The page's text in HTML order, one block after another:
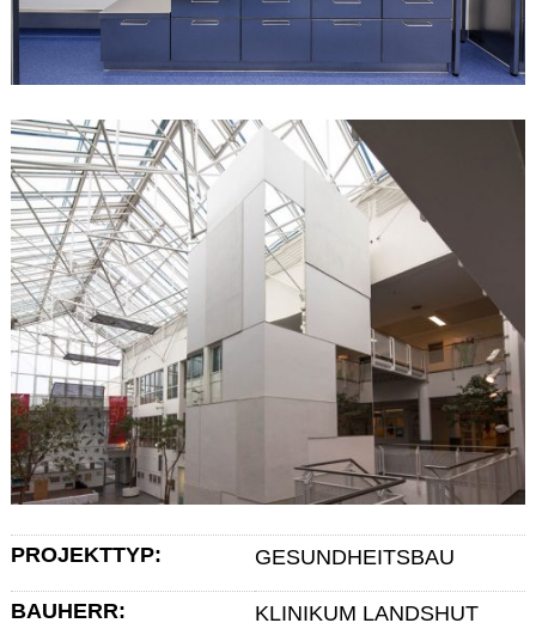
PROJEKTTYP: GESUNDHEITSBAU
BAUHERR:
KLINIKUM LANDSHUT